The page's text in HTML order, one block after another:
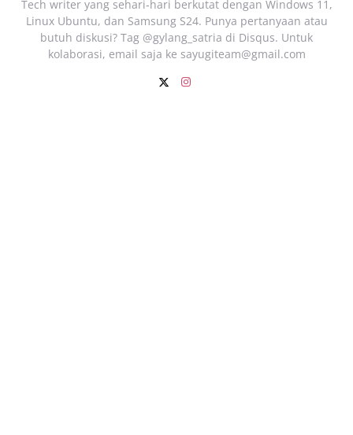
Tech writer yang sehari‑hari berkutat dengan Windows 11,
Linux Ubuntu, dan Samsung S24. Punya pertanyaan atau
butuh diskusi? Tag @gylang_satria di Disqus. Untuk
kolaborasi, email saja ke sayugiteam@gmail.com